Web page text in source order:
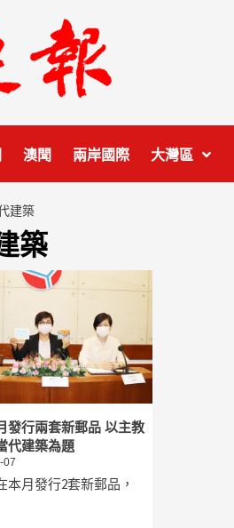
澳聞 兩岸國際 大灣區
建築
築
發行兩套新郵品 以主教
代建築為題
07
本月發行2套新郵品，